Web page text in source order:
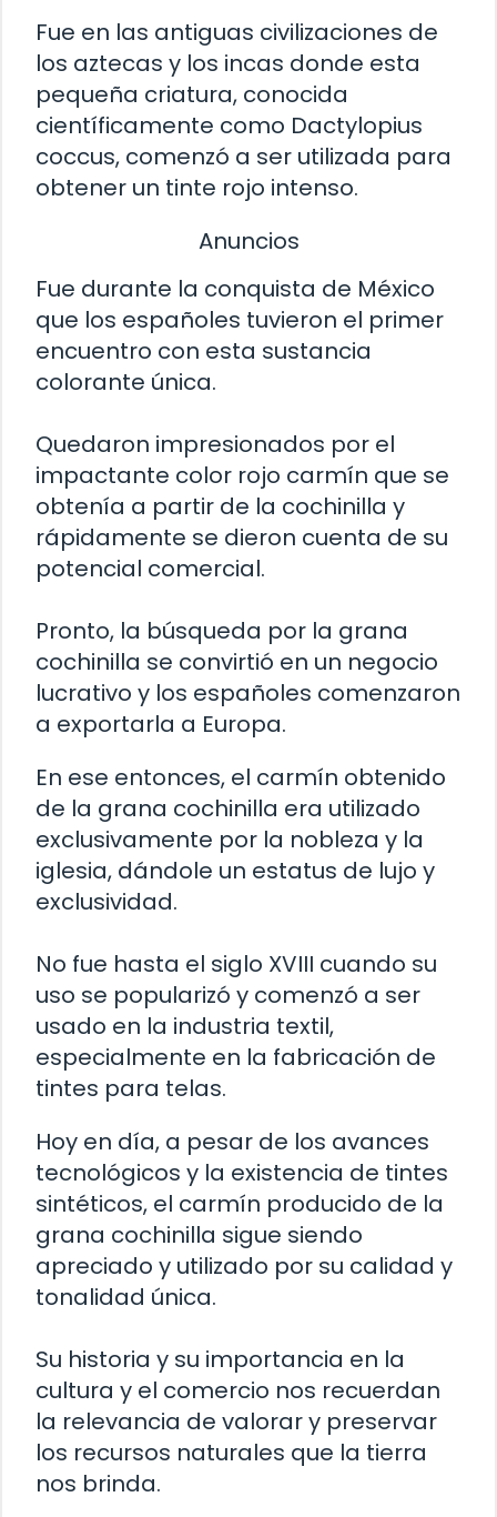
Fue en las antiguas civilizaciones de
los aztecas y los incas donde esta
pequeña criatura, conocida
científicamente como Dactylopius
coccus, comenzó a ser utilizada para
obtener un tinte rojo intenso.
Anuncios
Fue durante la conquista de México
que los españoles tuvieron el primer
encuentro con esta sustancia
colorante única.
Quedaron impresionados por el
impactante color rojo carmín que se
obtenía a partir de la cochinilla y
rápidamente se dieron cuenta de su
potencial comercial.
Pronto, la búsqueda por la grana
cochinilla se convirtió en un negocio
lucrativo y los españoles comenzaron
a exportarla a Europa.
En ese entonces, el carmín obtenido
de la grana cochinilla era utilizado
exclusivamente por la nobleza y la
iglesia, dándole un estatus de lujo y
exclusividad.
No fue hasta el siglo XVIII cuando su
uso se popularizó y comenzó a ser
usado en la industria textil,
especialmente en la fabricación de
tintes para telas.
Hoy en día, a pesar de los avances
tecnológicos y la existencia de tintes
sintéticos, el carmín producido de la
grana cochinilla sigue siendo
apreciado y utilizado por su calidad y
tonalidad única.
Su historia y su importancia en la
cultura y el comercio nos recuerdan
la relevancia de valorar y preservar
los recursos naturales que la tierra
nos brinda.